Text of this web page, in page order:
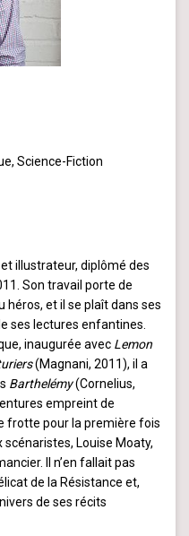
Science-Fiction
illustrateur, diplômé des
Son travail porte de
et il se plaît dans ses
ses lectures enfantines.
inaugurée avec Lemon
(Magnani, 2011), il a
Barthelémy(Cornelius,
empreint de
frotte pour la première fois
Louise Moaty,
Il n’en fallait pas
de la Résistance et,
de ses récits